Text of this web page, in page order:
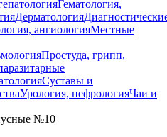
Гематология,
Дерматология
ангиологияМестные
Простуда, грипп,
Суставы и
Урология, нефрологияЧаи и
№10